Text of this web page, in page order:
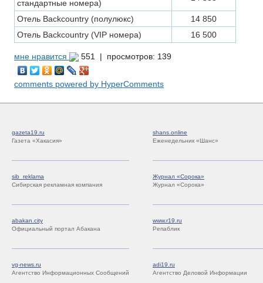
стандартные номера)
Отель Backcountry (полулюкс)
14 850
Отель Backcountry (VIP номера)
16 500
мне нравится 551 | просмотров: 139
comments powered by HyperComments
gazeta19.ru
Газета «Хакасия»
shans.online
Еженедельник «Шанс»
sib_reklama
Сибирская рекламная компания
Журнал «Сорока»
Журнал «Сорока»
abakan.city
Официальный портал Абакана
www.r19.ru
Репаблик
vg-news.ru
Агентство Информационных Сообщений
adi19.ru
Агентство Деловой Информации